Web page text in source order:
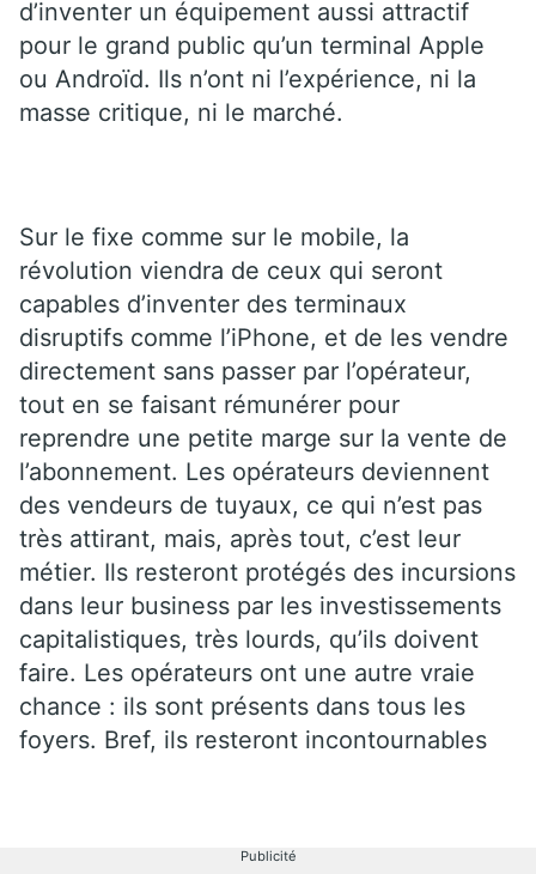
d’inventer un équipement aussi attractif
pour le grand public qu’un terminal Apple
ou Androïd. Ils n’ont ni l’expérience, ni la
masse critique, ni le marché.
Sur le fixe comme sur le mobile, la
révolution viendra de ceux qui seront
capables d’inventer des terminaux
disruptifs comme l’iPhone, et de les vendre
directement sans passer par l’opérateur,
tout en se faisant rémunérer pour
reprendre une petite marge sur la vente de
l’abonnement. Les opérateurs deviennent
des vendeurs de tuyaux, ce qui n’est pas
très attirant, mais, après tout, c’est leur
métier. Ils resteront protégés des incursions
dans leur business par les investissements
capitalistiques, très lourds, qu’ils doivent
faire. Les opérateurs ont une autre vraie
chance : ils sont présents dans tous les
foyers. Bref, ils resteront incontournables
Publicité